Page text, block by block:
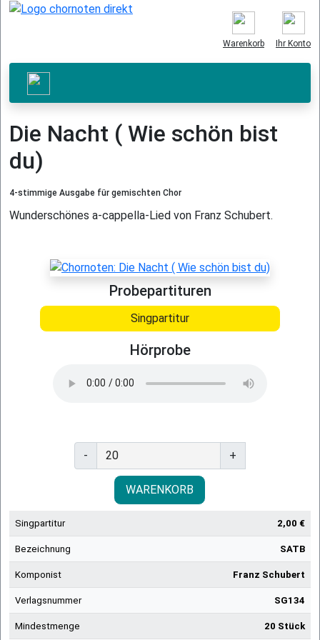
Ihr Konto
Warenkorb
Die Nacht ( Wie schön bist
du)
4-stimmige Ausgabe für gemischten Chor
Wunderschönes a-cappella-Lied von Franz Schubert.
Probepartituren
Singpartitur
Hörprobe
- +
WARENKORB
Singpartitur 2,00 €
Bezeichnung SATB
Komponist Franz Schubert
Verlagsnummer SG134
Mindestmenge 20 Stück